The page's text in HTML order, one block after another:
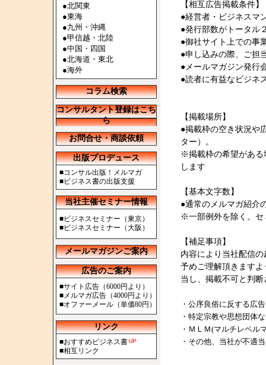
●北関東
●東海
●九州・沖縄
●甲信越・北陸
●中国・四国
●北海道・東北
●海外
コラム検索
コンサルタント登録はこち
ら
お問合せ・商談依頼
出版プロデュース
■コンサル出版！メルマガ
■ビジネス書の出版支援
当社主催セミナー情報
■ビジネスセミナー（東京）
■ビジネスセミナー（大阪）
メールマガジンご案内
広告のご案内
■サイト広告（6000円より）
■メルマガ広告（4000円より）
■オファーメール（単価80円）
リンク
■おすすめビジネス書
■相互リンク
【相互広告掲載条件】
●経営者・ビジネスマ
●発行部数がトータル
●御社サイト上での事
●申し込みの際、ご担
●メールマガジン発行
●読者に有益なビジネ
【掲載場所】
●掲載枠の空き状況や
ター）。
※掲載枠の希望がある
します
【基本文字数】
●通常のメルマガ紹介
※一部例外を除く。セ
【補足事項】
内容により当社配信
予めご理解頂きます
当し、掲載不可と判
・公序良俗に反する広
・特定宗教や思想団体
・ＭＬＭ(マルチレベル
・その他、当社が不適